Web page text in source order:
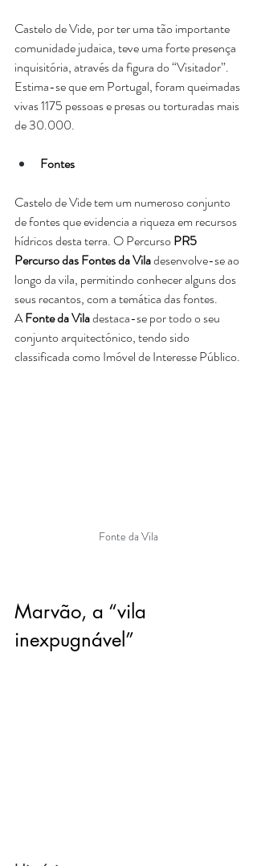
Castelo de Vide, por ter uma tão importante
comunidade judaica, teve uma forte presença
inquisitória, através da figura do “Visitador”.
Estima-se que em Portugal, foram queimadas
vivas 1175 pessoas e presas ou torturadas mais
de 30.000.
Fontes
Castelo de Vide tem um numeroso conjunto
de fontes que evidencia a riqueza em recursos
hídricos desta terra. O Percurso PR5
Percurso das Fontes da Vila desenvolve-se ao
longo da vila, permitindo conhecer alguns dos
seus recantos, com a temática das fontes.
A Fonte da Vila destaca-se por todo o seu
conjunto arquitectónico, tendo sido
classificada como Imóvel de Interesse Público.
Fonte da Vila
Marvão, a “vila
inexpugnável”